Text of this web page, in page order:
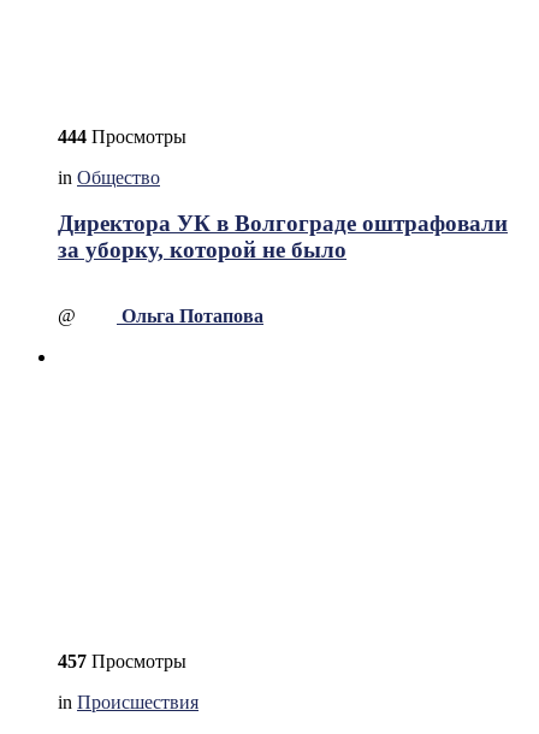
444 Просмотры
in Общество
Директора УК в Волгограде оштрафовали
за уборку, которой не было
@ Ольга Потапова
457 Просмотры
in Происшествия